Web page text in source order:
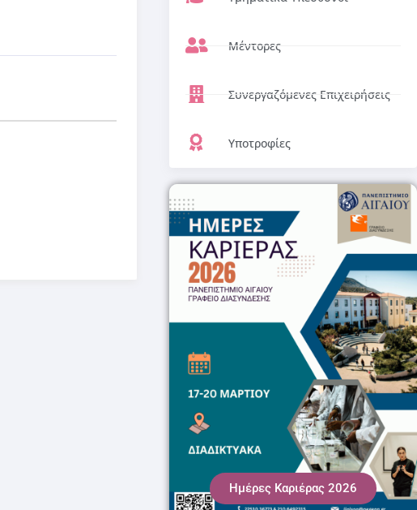
Μέντορες
Συνεργαζόμενες Επιχειρήσεις
Υποτροφίες
Ημέρες Καριέρας 2026